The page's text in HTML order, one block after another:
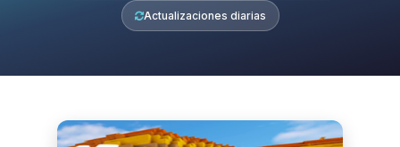
Actualizaciones diarias